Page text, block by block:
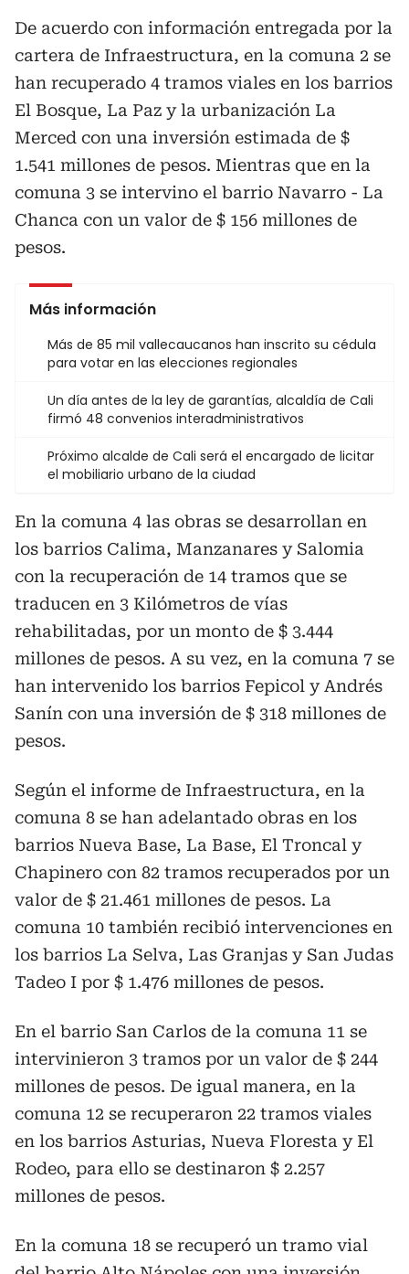
De acuerdo con información entregada por la
cartera de Infraestructura, en la comuna 2 se
han recuperado 4 tramos viales en los barrios
El Bosque, La Paz y la urbanización La
Merced con una inversión estimada de $
1.541 millones de pesos. Mientras que en la
comuna 3 se intervino el barrio Navarro - La
Chanca con un valor de $ 156 millones de
pesos.
Más información
Más de 85 mil vallecaucanos han inscrito su cédula
para votar en las elecciones regionales
Un día antes de la ley de garantías, alcaldía de Cali
firmó 48 convenios interadministrativos
Próximo alcalde de Cali será el encargado de licitar
el mobiliario urbano de la ciudad
En la comuna 4 las obras se desarrollan en
los barrios Calima, Manzanares y Salomia
con la recuperación de 14 tramos que se
traducen en 3 Kilómetros de vías
rehabilitadas, por un monto de $ 3.444
millones de pesos. A su vez, en la comuna 7 se
han intervenido los barrios Fepicol y Andrés
Sanín con una inversión de $ 318 millones de
pesos.
Según el informe de Infraestructura, en la
comuna 8 se han adelantado obras en los
barrios Nueva Base, La Base, El Troncal y
Chapinero con 82 tramos recuperados por un
valor de $ 21.461 millones de pesos. La
comuna 10 también recibió intervenciones en
los barrios La Selva, Las Granjas y San Judas
Tadeo I por $ 1.476 millones de pesos.
En el barrio San Carlos de la comuna 11 se
intervinieron 3 tramos por un valor de $ 244
millones de pesos. De igual manera, en la
comuna 12 se recuperaron 22 tramos viales
en los barrios Asturias, Nueva Floresta y El
Rodeo, para ello se destinaron $ 2.257
millones de pesos.
En la comuna 18 se recuperó un tramo vial